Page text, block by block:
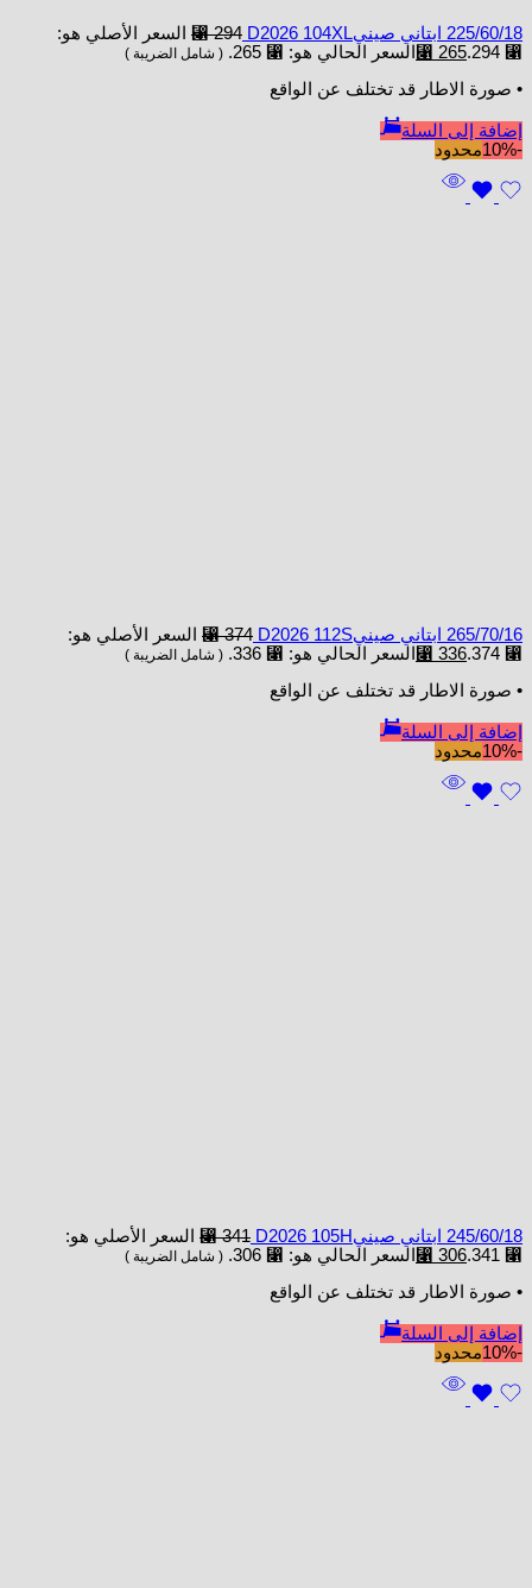
225/60/18 ابتاني صينيD2026 104XL ⃁294
السعر الأصلي هو:
⃁ 294.
⃁ 265 السعر الحالي هو: ⃁ 265. ( شامل الضريبة )
• صورة الاطار قد تختلف عن الواقع
إضافة إلى السلة
-10%
محدود
265/70/16 ابتاني صينيD2026 112S ⃁374
السعر الأصلي هو:
⃁ 374.
⃁ 336 السعر الحالي هو: ⃁ 336. ( شامل الضريبة )
• صورة الاطار قد تختلف عن الواقع
إضافة إلى السلة
-10%
محدود
245/60/18 ابتاني صينيD2026 105H ⃁341
السعر الأصلي هو:
⃁ 341.
⃁ 306 السعر الحالي هو: ⃁ 306. ( شامل الضريبة )
• صورة الاطار قد تختلف عن الواقع
إضافة إلى السلة
-10%
محدود